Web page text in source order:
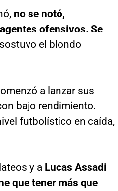
no se notó,
ofensivos. Se
el blondo
a lanzar sus
bajo rendimiento.
futbolístico en caída,
y a Lucas Assadi
que tener más que